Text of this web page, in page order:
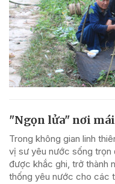
"Ngọn lửa" nơi mái
Trong không gian linh
vị sư yêu nước sống trọn
được khắc ghi, trở thành
thống yêu nước cho các